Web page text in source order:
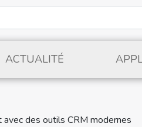
ACTUALITÉ
des outils CRM modernes